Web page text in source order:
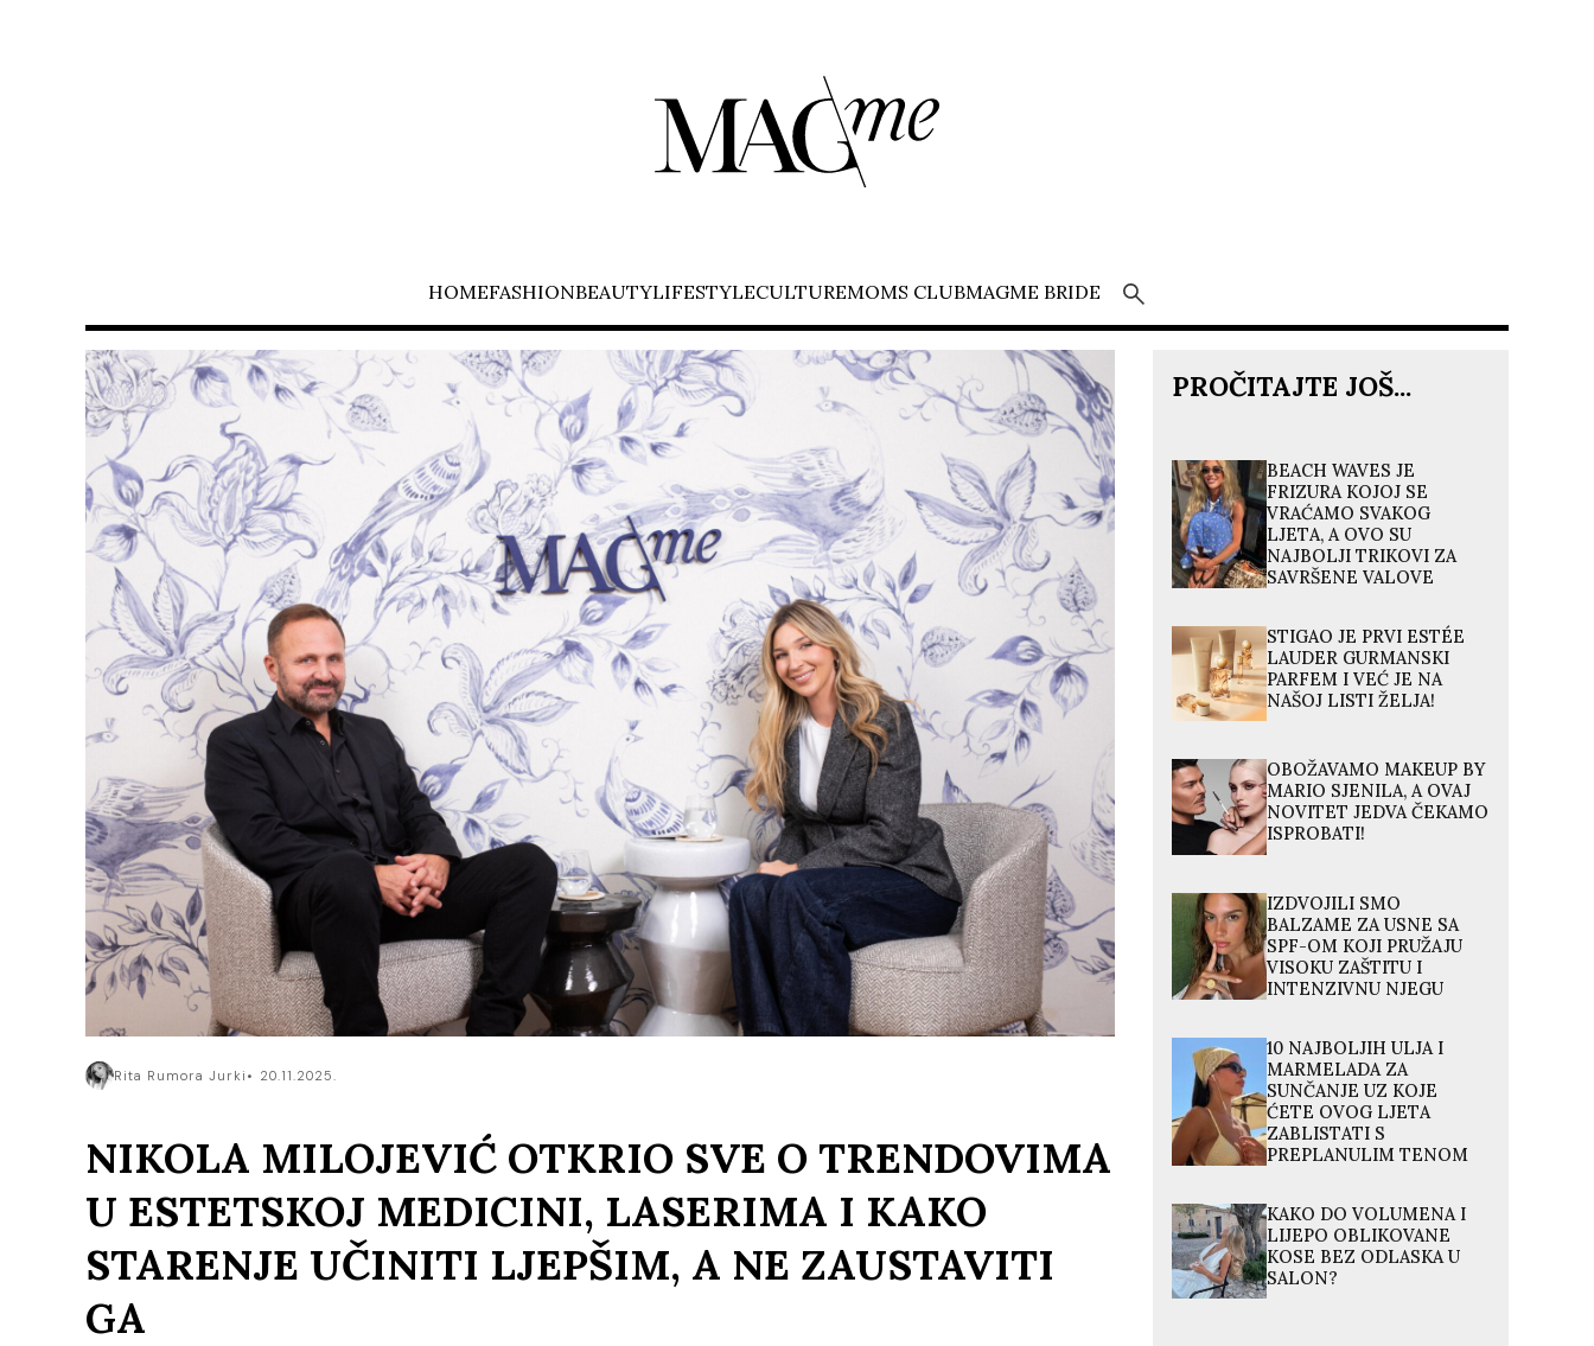
HOMEFASHIONBEAUTYLIFESTYLECULTUREMOMS CLUBMAGME BRIDE
Rita Rumora Jurki 20.11.2025.
NIKOLA MILOJEVIĆ OTKRIO SVE O TRENDOVIMA
U ESTETSKOJ MEDICINI, LASERIMA I KAKO
STARENJE UČINITI LJEPŠIM, A NE ZAUSTAVITI
GA
PROČITAJTE JOŠ...
BEACH WAVES JE
FRIZURA KOJOJ SE
VRAĆAMO SVAKOG
LJETA, A OVO SU
NAJBOLJI TRIKOVI ZA
SAVRŠENE VALOVE
STIGAO JE PRVI ESTÉE
LAUDER GURMANSKI
PARFEM I VEĆ JE NA
NAŠOJ LISTI ŽELJA!
OBOŽAVAMO MAKEUP BY
MARIO SJENILA, A OVAJ
NOVITET JEDVA ČEKAMO
ISPROBATI!
IZDVOJILI SMO
BALZAME ZA USNE SA
SPF-OM KOJI PRUŽAJU
VISOKU ZAŠTITU I
INTENZIVNU NJEGU
10 NAJBOLJIH ULJA I
MARMELADA ZA
SUNČANJE UZ KOJE
ĆETE OVOG LJETA
ZABLISTATI S
PREPLANULIM TENOM
KAKO DO VOLUMENA I
LIJEPO OBLIKOVANE
KOSE BEZ ODLASKA U
SALON?